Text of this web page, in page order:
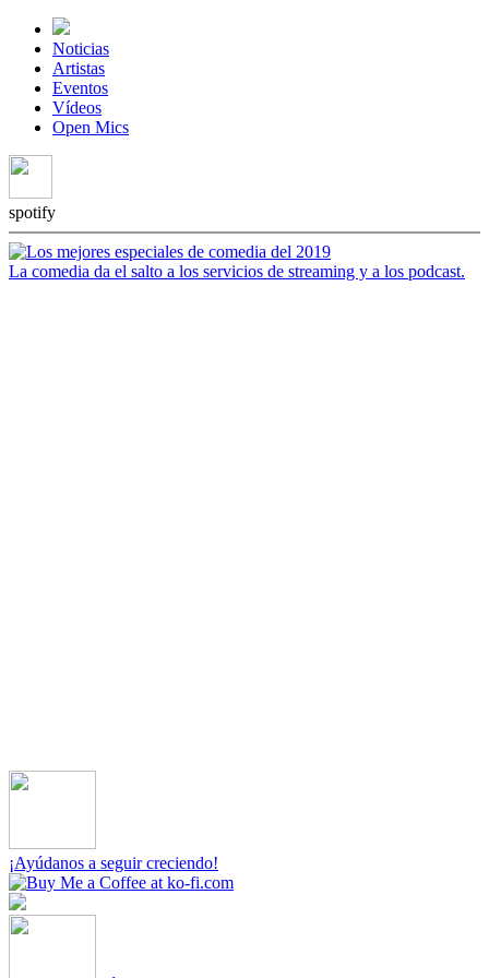
Noticias
Artistas
Eventos
Vídeos
Open Mics
spotify
La comedia da el salto a los servicios de streaming y a los podcast.
¡Ayúdanos a seguir creciendo!